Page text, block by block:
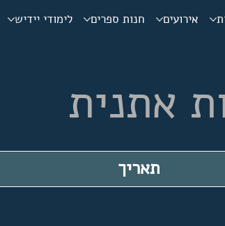
אירועים חנות ספרים לימודי יידיש
אתנית
תאריך